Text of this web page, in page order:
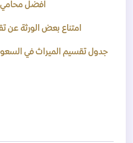
افضل
امتناع بعض الورثة عن
جدول تقسيم الميراث في